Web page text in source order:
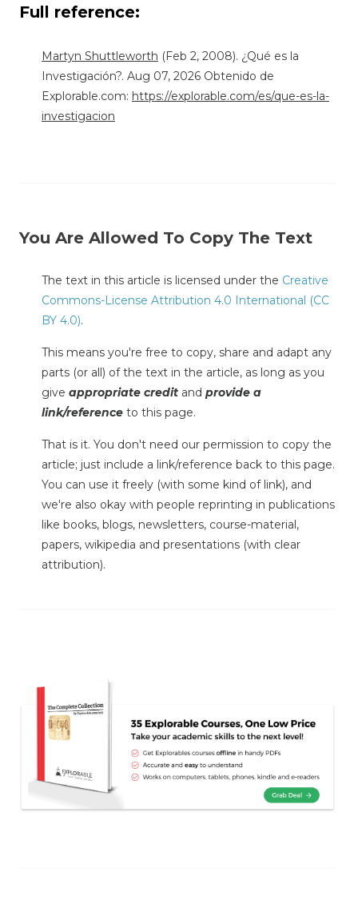
Full reference:
Martyn Shuttleworth (Feb 2, 2008). ¿Qué es la
Investigación?. Aug 07, 2026 Obtenido de
Explorable.com: https://explorable.com/es/que-es-la-
investigacion
You Are Allowed To Copy The Text
The text in this article is licensed under the Creative
Commons-License Attribution 4.0 International (CC
BY 4.0).
This means you're free to copy, share and adapt any
parts (or all) of the text in the article, as long as you
give appropriate credit and provide a
link/reference to this page.
That is it. You don't need our permission to copy the
article; just include a link/reference back to this page.
You can use it freely (with some kind of link), and
we're also okay with people reprinting in publications
like books, blogs, newsletters, course-material,
papers, wikipedia and presentations (with clear
attribution).